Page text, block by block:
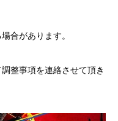
合があります。
整事項を連絡させて頂き